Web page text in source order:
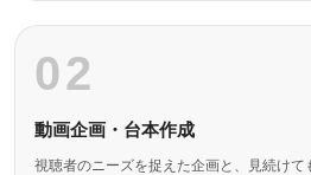
02
動画企画・台本作成
視聴者のニーズを捉えた企画と、見続けて